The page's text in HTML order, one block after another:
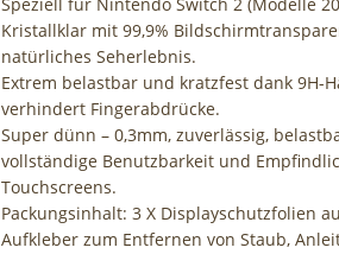
Kristallklar mit 99,9%
natürliches Seherlebnis.
Extrem belastbar und kratzfest dank 9H-
verhindert Fingerabdrücke.
Super dünn – 0,3mm, zuverlässig,
vollständige Benutzbarkeit und
Touchscreens.
Packungsinhalt: 3 X Displayschutzfolien
Aufkleber zum Entfernen von Staub,